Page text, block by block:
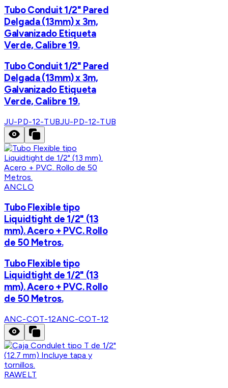
Tubo Conduit 1/2" Pared
Delgada (13mm) x 3m,
Galvanizado Etiqueta
Verde, Calibre 19.
Tubo Conduit 1/2" Pared
Delgada (13mm) x 3m,
Galvanizado Etiqueta
Verde, Calibre 19.
JU-PD-12-TUBJU-PD-12-TUB
ANCLO
Tubo Flexible tipo
Liquidtight de 1/2" (13
mm). Acero + PVC. Rollo
de 50 Metros.
Tubo Flexible tipo
Liquidtight de 1/2" (13
mm). Acero + PVC. Rollo
de 50 Metros.
ANC-COT-12ANC-COT-12
RAWELT